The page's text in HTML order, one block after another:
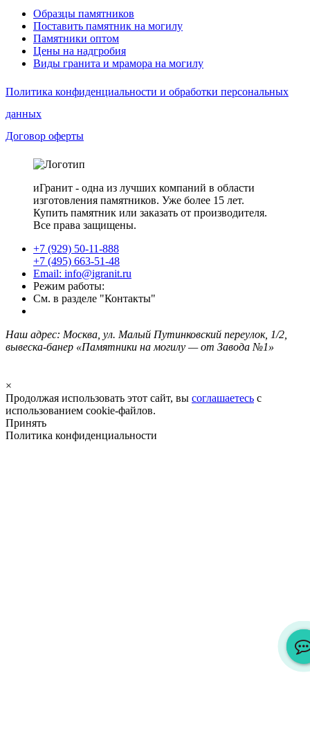
Образцы памятников
Поставить памятник на могилу
Памятники оптом
Цены на надгробия
Виды гранита и мрамора на могилу
Политика конфиденциальности и обработки персональных
данных
Договор оферты
иГранит - одна из лучших компаний в области
изготовления памятников. Уже более 15 лет.
Купить памятник или заказать от производителя.
Все права защищены.
+7 (929) 50-11-888
+7 (495) 663-51-48
Email: info@igranit.ru
Режим работы:
См. в разделе "Контакты"
Наш адрес: Москва, ул. Малый Путинковский переулок, 1/2,
вывеска-банер «Памятники на могилу — от Завода №1»
×
Продолжая использовать этот сайт, вы соглашаетесь с
использованием cookie-файлов.
Принять
Политика конфиденциальности